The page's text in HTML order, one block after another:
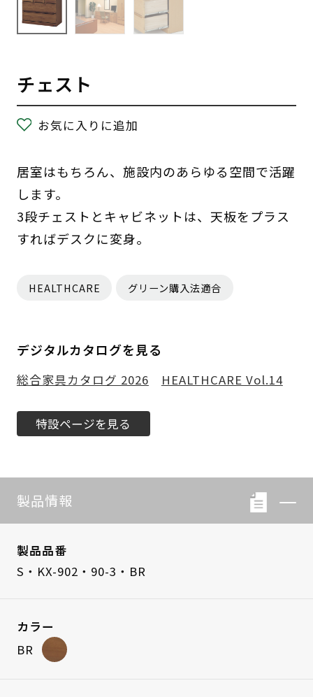
チェスト
お気に入りに追加
居室はもちろん、施設内のあらゆる空間で活躍
します。
3段チェストとキャビネットは、天板をプラス
すればデスクに変身。
HEALTHCARE グリーン購入法適合
デジタルカタログを見る
総合家具カタログ 2026 HEALTHCARE Vol.14
特設ページを見る
製品情報
製品品番
S・KX-902・90-3・BR
カラー
BR